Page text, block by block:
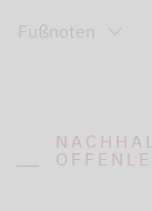
Fußnoten